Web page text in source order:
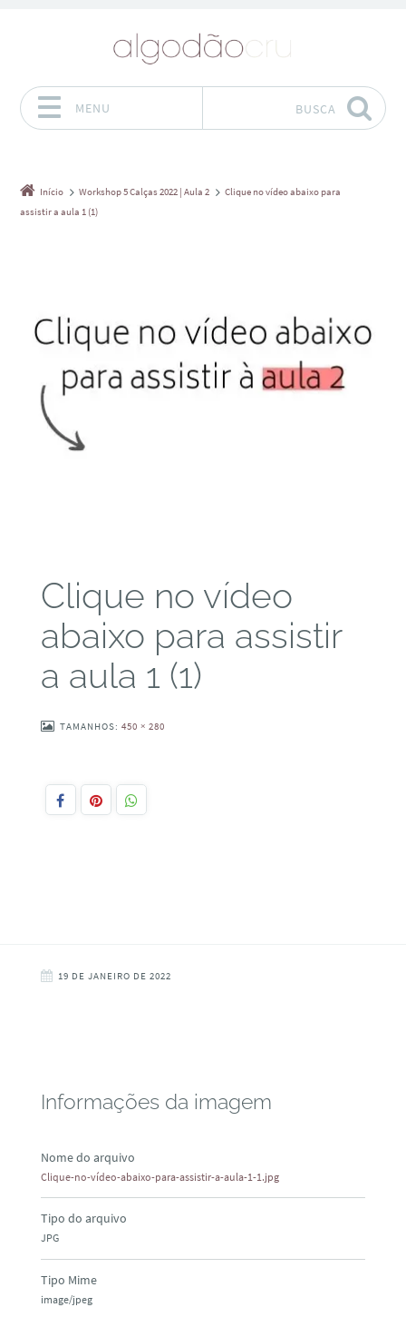
MENU BUSCA
Início Workshop 5 Calças 2022 | Aula 2
Clique no vídeo abaixo para
assistir a aula 1 (1)
Clique no vídeo
abaixo para assistir
a aula 1 (1)
TAMANHOS: 450 × 280
19 DE JANEIRO DE 2022
Informações da imagem
Nome do arquivo
Clique-no-vídeo-abaixo-para-assistir-a-aula-1-1.jpg
Tipo do arquivo
JPG
Tipo Mime
image/jpeg